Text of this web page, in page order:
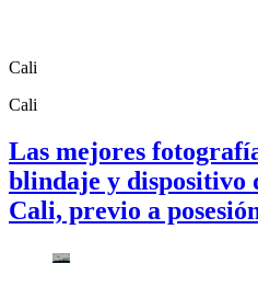
Cali
Cali
Las mejores
blindaje y dispositivo
Cali, previo a